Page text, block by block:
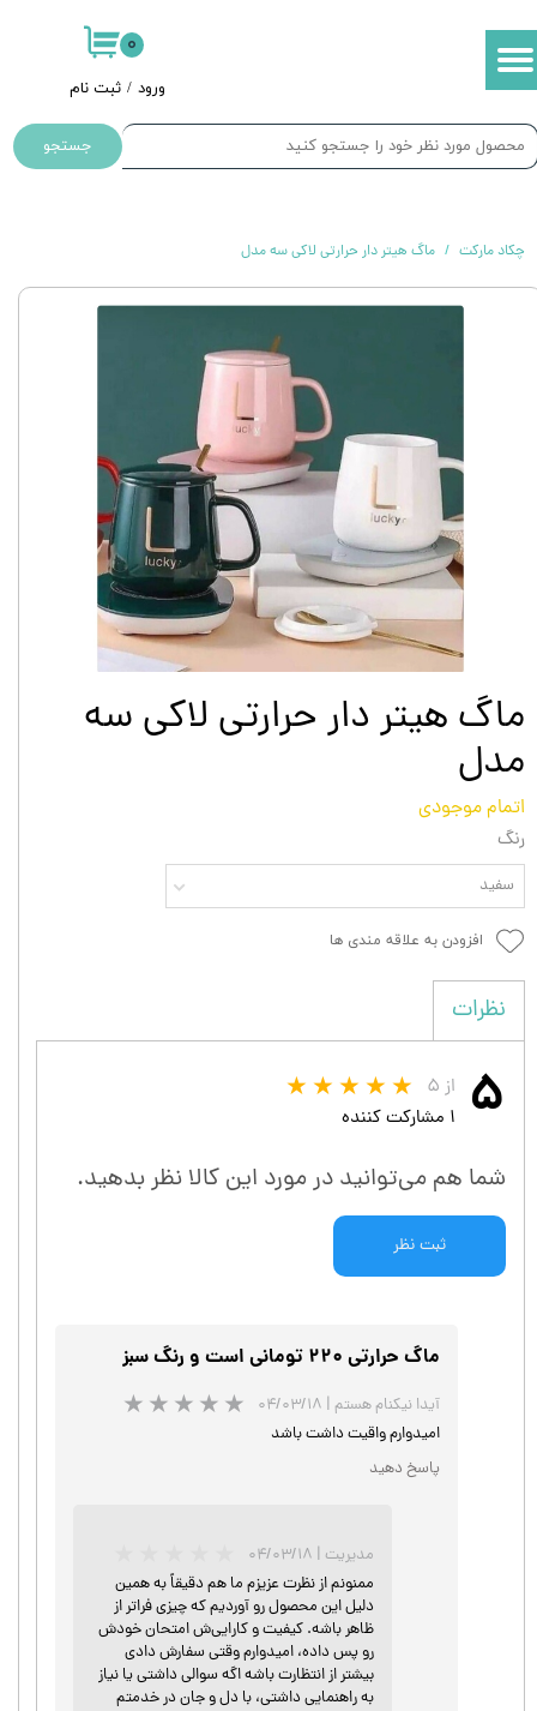
ورود / ثبت نام
حساب کاربری من
سفارشات
۰
جستجو
چکاد مارکت ماگ هیتر دار حرارتی لاکی سه مدل
ماگ هیتر دار حرارتی لاکی سه
مدل
اتمام موجودی
رنگ
سفید
افزودن به علاقه مندی ها
نظرات
۵ از ۵
۱ مشارکت کننده
شما هم می‌توانید در مورد این کالا نظر بدهید.
ثبت نظر
ماگ حرارتی ۲۲۰ تومانی است و رنگ سبز
آیدا نیکنام هستم | ۰۴/۰۳/۱۸
امیدوارم واقیت داشت باشد
پاسخ دهید
مدیریت | ۰۴/۰۳/۱۸
ممنونم از نظرت عزیزم ما هم دقیقاً به همین
دلیل این محصول رو آوردیم که چیزی فراتر از
ظاهر باشه. کیفیت و کارایی‌ش امتحان خودش
رو پس داده، امیدوارم وقتی سفارش دادی
بیشتر از انتظارت باشه اگه سوالی داشتی یا نیاز
به راهنمایی داشتی، با دل و جان در خدمتم